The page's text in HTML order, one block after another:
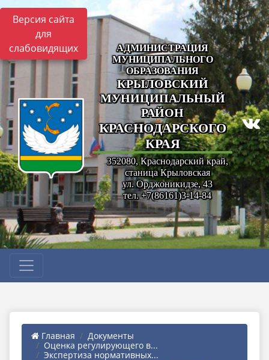
Версия сайта
для
слабовидящих
АДМИНИСТРАЦИЯ
МУНИЦИПАЛЬНОГО
ОБРАЗОВАНИЯ
КРЫЛОВСКИЙ
МУНИЦИПАЛЬНЫЙ
РАЙОН
КРАСНОДАРСКОГО
КРАЯ
352080, Краснодарский край,
станица Крыловская
ул. Орджоникидзе, 43
тел. +7(86161)3-14-84
Главная
Документы
Оценка регулирующего в...
Экспертиза нормативных...